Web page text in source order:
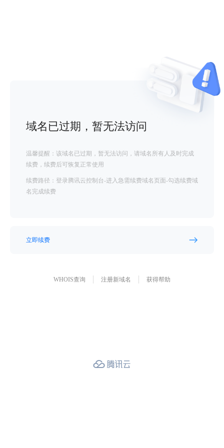
域名已过期，暂无法访问
温馨提醒：该域名已过期，暂无法访问，请域名所有人及时完成
续费，续费后可恢复正常使用
续费路径：登录腾讯云控制台-进入急需续费域名页面-勾选续费域
名完成续费
立即续费
WHOIS查询 注册新域名 获得帮助